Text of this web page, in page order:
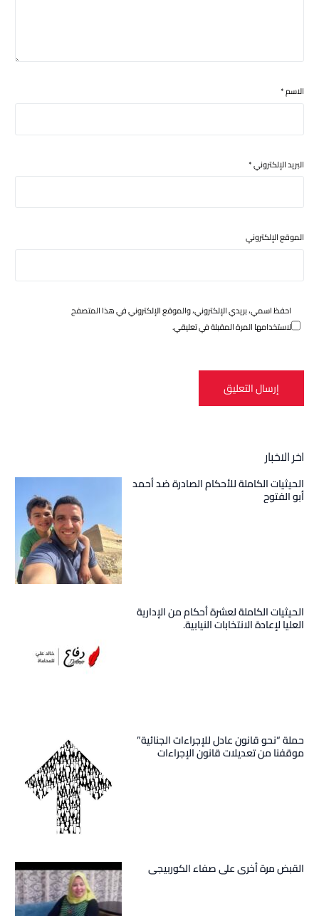
الاسم*
البريد الإلكتروني*
الموقع الإلكتروني
احفظ اسمي، بريدي الإلكتروني، والموقع الإلكتروني في هذا المتصفح
لاستخدامها المرة المقبلة في تعليقي.
اخر الاخبار
الحيثيات الكاملة للأحكام الصادرة ضد أحمد
أبو الفتوح
الحيثيات الكاملة لعشرة أحكام من الإدارية
العليا لإعادة الانتخابات النيابية.
حملة “نحو قانون عادل للإجراءات الجنائية”
موقفنا من تعديلات قانون الإجراءات
الجنائية
القبض مرة أخرى على صفاء الكوربيجى